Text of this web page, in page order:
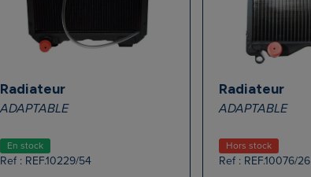
Radiateur
ADAPTABLE
En stock
Ref : REF.10229/54
Radiateur
ADAPTABLE
Hors stock
Ref : REF.10076/26